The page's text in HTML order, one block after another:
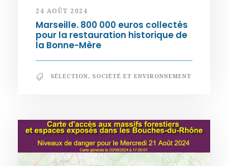
24 AOÛT 2024
Marseille. 800 000 euros collectés
pour la restauration historique de
la Bonne-Mère
SÉLECTION, SOCIÉTÉ ET ENVIRONNEMENT